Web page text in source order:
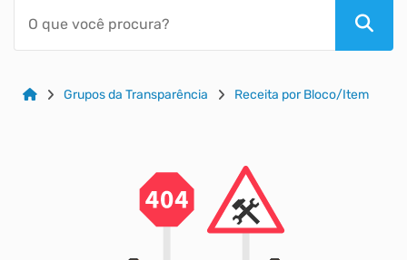
Acessibilidade
CidadãoGrupos da Transparência Receita por Bloco/Item